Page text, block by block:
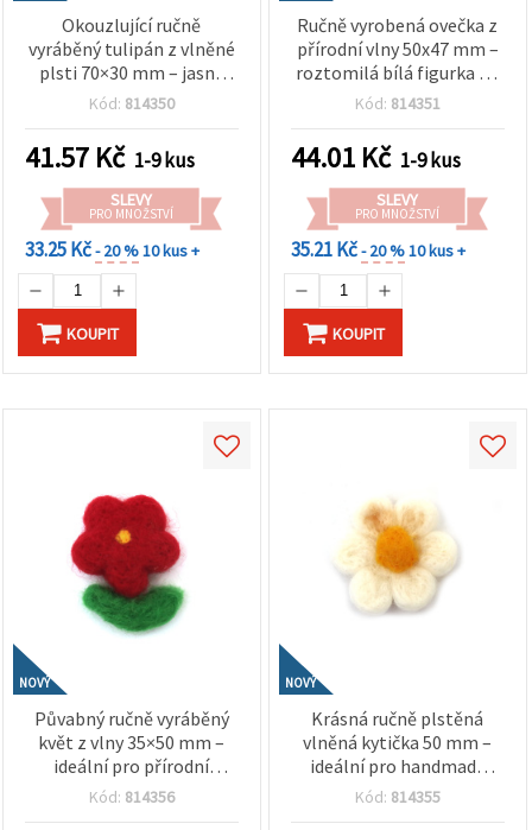
Okouzlující ručně
vyráběný tulipán z vlněné
plsti 70×30 mm – jasně
žlutý květ na jarní
DIY
Kód: 814350
41.57 Kč 1-9 kus
SLEVY
PRO MNOŽSTVÍ
33.25 Kč- 20 %10 kus +
KOUPIT
Ručně vyrobená ovečka z
přírodní vlny 50x47 mm –
roztomilá bílá figurka na
rustikální dekorace, dárky
Kód: 814351
44.01 Kč 1-9 kus
SLEVY
PRO MNOŽSTVÍ
35.21 Kč- 20 %10 kus +
KOUPIT
NOVÝ
Půvabný ručně vyráběný
květ z vlny 35×50 mm –
ideální pro přírodní
dekorace, dárky a
Kód: 814356
NOVÝ
Krásná ručně plstěná
vlněná kytička 50 mm –
ideální pro handmade
doplňky, dekorace a
Kód: 814355